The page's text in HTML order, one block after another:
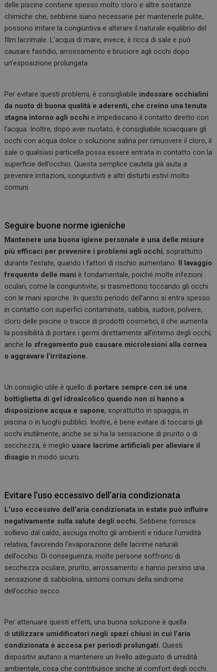
delle piscine contiene spesso molto cloro e altre sostanze
chimiche che, sebbene siano necessarie per mantenerle pulite,
possono irritare la congiuntiva e alterare il naturale equilibrio del
film lacrimale. L’acqua di mare, invece, è ricca di sale e può
causare fastidio, arrossamento e bruciore agli occhi dopo
un’esposizione prolungata.
Per evitare questi problemi, è consigliabile indossare occhialini
da nuoto di buona qualità e aderenti, che creino una tenuta
stagna intorno agli occhi e impediscano il contatto diretto con
l’acqua. Inoltre, dopo aver nuotato, è consigliabile sciacquare gli
occhi con acqua dolce o soluzione salina per rimuovere il cloro, il
sale o qualsiasi particella possa essere entrata in contatto con la
superficie dell’occhio. Questa semplice cautela già aiuta a
prevenire irritazioni, congiuntiviti e altri disturbi estivi molto
comuni.
Seguire buone norme igieniche
Mantenere una buona igiene personale è una delle misure
più efficaci per prevenire i problemi agli occhi, soprattutto
durante l’estate, quando i fattori di rischio aumentano. Il lavaggio
frequente delle mani è fondamentale, poiché molte infezioni
oculari, come la congiuntivite, si trasmettono toccando gli occhi
con le mani sporche. In questo periodo dell’anno si entra spesso
in contatto con superfici contaminate, sabbia, sudore, polvere,
cloro delle piscine o tracce di prodotti cosmetici, il che aumenta
la possibilità di portare i germi direttamente all’interno degli occhi;
anche lo sfregamento può causare microlesioni alla cornea
o aggravare l’irritazione.
Un consiglio utile è quello di portare sempre con sé una
bottiglietta di gel idroalcolico quando non si hanno a
disposizione acqua e sapone, soprattutto in spiaggia, in
piscina o in luoghi pubblici. Inoltre, è bene evitare di toccarsi gli
occhi inutilmente, anche se si ha la sensazione di prurito o di
secchezza, è meglio usare lacrime artificiali per alleviare il
disagioin modo sicuro.
Evitare l’uso eccessivo dell’aria condizionata
L’uso eccessivo dell’aria condizionata in estate può influire
negativamente sulla salute degli occhi. Sebbene fornisca
sollievo dal caldo, asciuga molto gli ambienti e riduce l’umidità
relativa, favorendo l’evaporazione delle lacrime naturali
dell’occhio. Di conseguenza, molte persone soffrono di
secchezza oculare, prurito, arrossamento e hanno persino una
sensazione di sabbiolina, sintomi comuni della sindrome
dell’occhio secco.
Per attenuare questi effetti, una buona soluzione è quella
di utilizzare umidificatori negli spazi chiusi in cui l’aria
condizionata è accesa per periodi prolungati. Questi
dispositivi aiutano a mantenere un livello adeguato di umidità
ambientale, cosa che contribuisce anche al comfort degli occhi.